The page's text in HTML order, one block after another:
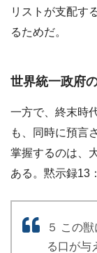
リストが支配す
るためだ。
世界統一政府
一方で、終末時
も、同時に預言
掌握するのは、
ある。黙示録13
５ この
る口が与